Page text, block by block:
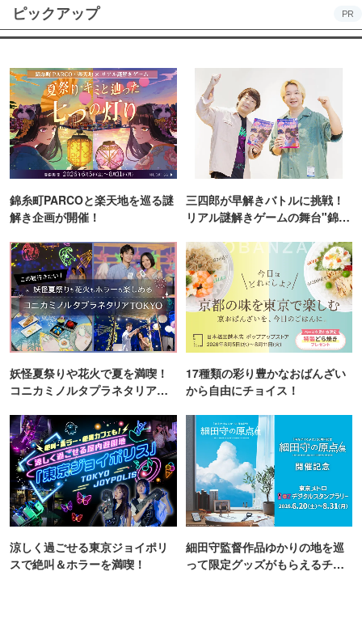
ピックアップ PR
錦糸町PARCOと楽天地を巡る謎
解き企画が開催！
三四郎が早解きバトルに挑戦！
リアル謎解きゲームの舞台"錦糸
妖怪夏祭りや花火で夏を満喫！
コニカミノルタプラネタリア
17種類の彩り豊かなおばんざい
から自由にチョイス！
涼しく過ごせる東京ジョイポリ
スで絶叫＆ホラーを満喫！
細田守監督作品ゆかりの地を巡
って限定グッズがもらえるチャ